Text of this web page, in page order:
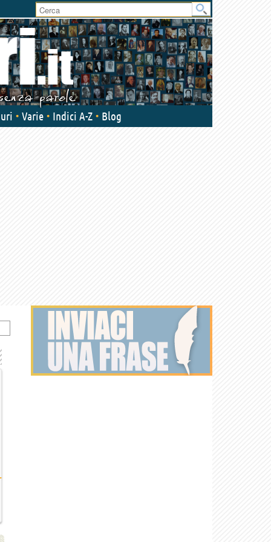
User
area
Varie Indici A-Z Blog